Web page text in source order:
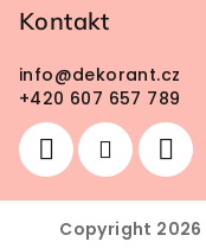
Kontakt
info@dekorant.cz
+420 607 657 789
Copyright 2026